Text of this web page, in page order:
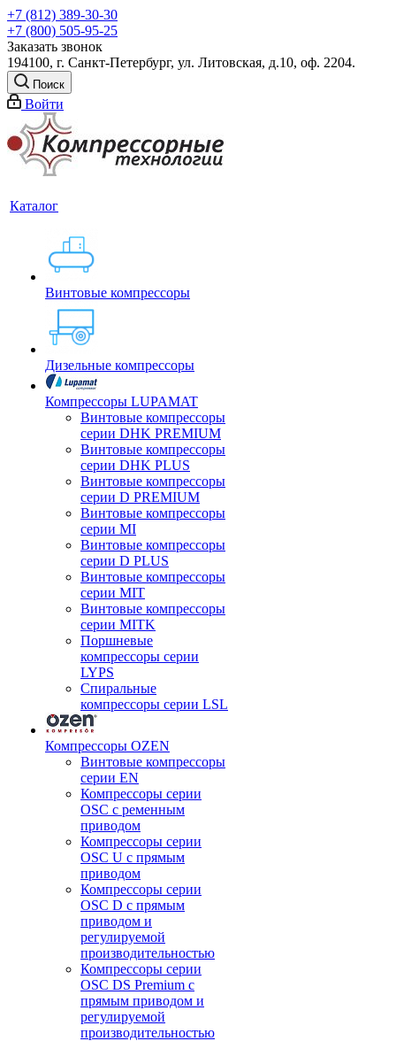
+7 (812) 389-30-30
+7 (800) 505-95-25
Заказать звонок
194100, г. Санкт-Петербург, ул. Литовская, д.10, оф. 2204.
Поиск
Войти
Каталог
Винтовые компрессоры
Дизельные компрессоры
Компрессоры LUPAMAT
Винтовые компрессоры
серии DHK PREMIUM
Винтовые компрессоры
серии DHK PLUS
Винтовые компрессоры
серии D PREMIUM
Винтовые компрессоры
серии MI
Винтовые компрессоры
серии D PLUS
Винтовые компрессоры
серии MIT
Винтовые компрессоры
серии MITK
Поршневые
компрессоры серии
LYPS
Спиральные
компрессоры серии LSL
Компрессоры OZEN
Винтовые компрессоры
серии EN
Компрессоры серии
OSC с ременным
приводом
Компрессоры серии
OSC U с прямым
приводом
Компрессоры серии
OSC D с прямым
приводом и
регулируемой
производительностью
Компрессоры серии
OSC DS Premium с
прямым приводом и
регулируемой
производительностью